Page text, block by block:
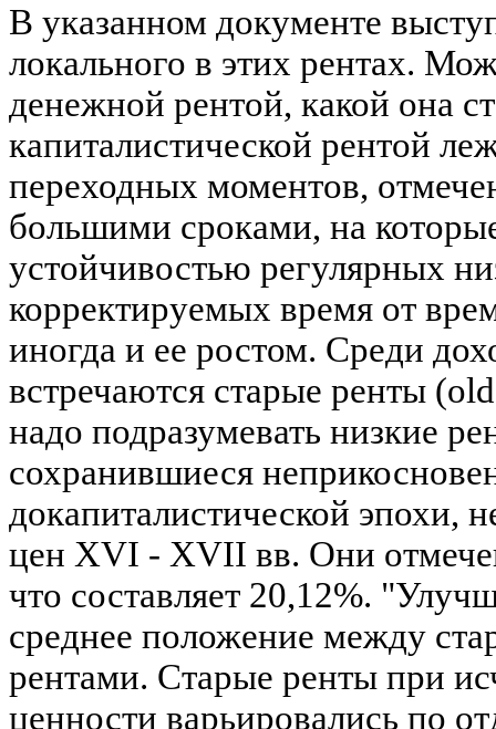
В указанном документе
локального в этих рентах.
денежной рентой, какой она
капиталистической рентой
переходных моментов,
большими сроками, на
устойчивостью регулярных
корректируемых время от
иногда и ее ростом. Среди
встречаются старые ренты
надо подразумевать низкие
сохранившиеся
докапиталистической эпохи,
цен XVI - XVII вв. Они
что составляет 20,12%.
среднее положение между
рентами. Старые ренты при
ценности варьировались по